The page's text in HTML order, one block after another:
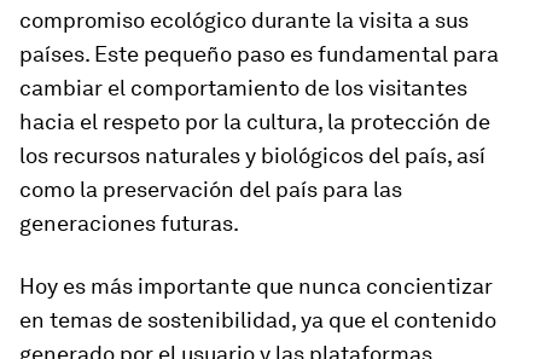
compromiso ecológico durante la visita a sus
países. Este pequeño paso es fundamental para
cambiar el comportamiento de los visitantes
hacia el respeto por la cultura, la protección de
los recursos naturales y biológicos del país, así
como la preservación del país para las
generaciones futuras.
Hoy es más importante que nunca concientizar
en temas de sostenibilidad, ya que el contenido
generado por el usuario y las plataformas